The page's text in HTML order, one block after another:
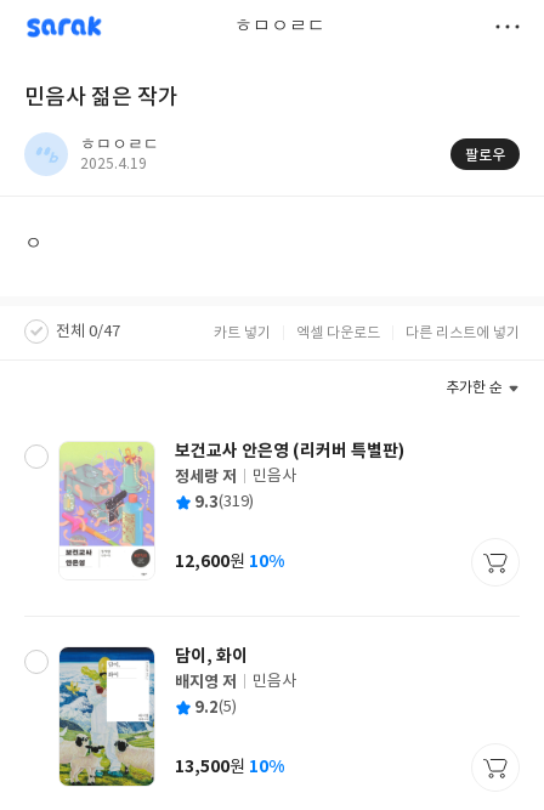
sarak ㅎㅁㅇㄹㄷ
민음사 젊은 작가
ㅎㅁㅇㄹㄷ
작
2025.4.19
팔로우
ㅇ
전체 0/47 카트 넣기 엑셀 다운로드 다른 리스트에 넣기
추가한 순
보건교사 안은영 (리커버 특별판)
글
쓴
정세랑 저
출
사
민음사
평 9.3(319)
가
12,600원 10%
담이, 화이
글
쓴
배지영 저
출
사
민음사
평 9.2(5)
가
13,500원 10%